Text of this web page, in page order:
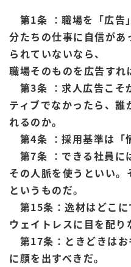
第1条 ：職場を「広告
分たちの仕事に自信があ
られていないなら、
職場そのものを広告すれ
第3条 ：求人広告こそ
ティブでなかったら、誰
れるのか。
第4条 ：採用基準は「
第7条 ：できる社員に
その人脈を使うといい。
というものだ。
第15条：逸材はどこに
ウェイトレスに目を配り
第17条：ときどきはお
に顔を出すべきだ。